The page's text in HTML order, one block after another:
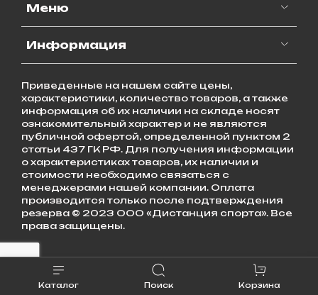
Меню
Информация
Приведенные на нашем сайте цены,
характеристики, количество товаров, а также
информация об их наличии на складе носят
ознакомительный характер и не являются
публичной офертой, определенной пунктом 2
статьи 437 ГК РФ. Для получения информации
о характеристиках товаров, их наличии и
стоимости необходимо связаться с
менеджерами нашей компании. Оплата
производится только после подтверждения
резерва © 2023 ООО «Дистанция спорта». Все
права защищены.
Каталог Поиск Корзина